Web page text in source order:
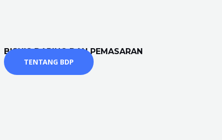
BISNIS DARING DAN PEMASARAN
TENTANG BDP